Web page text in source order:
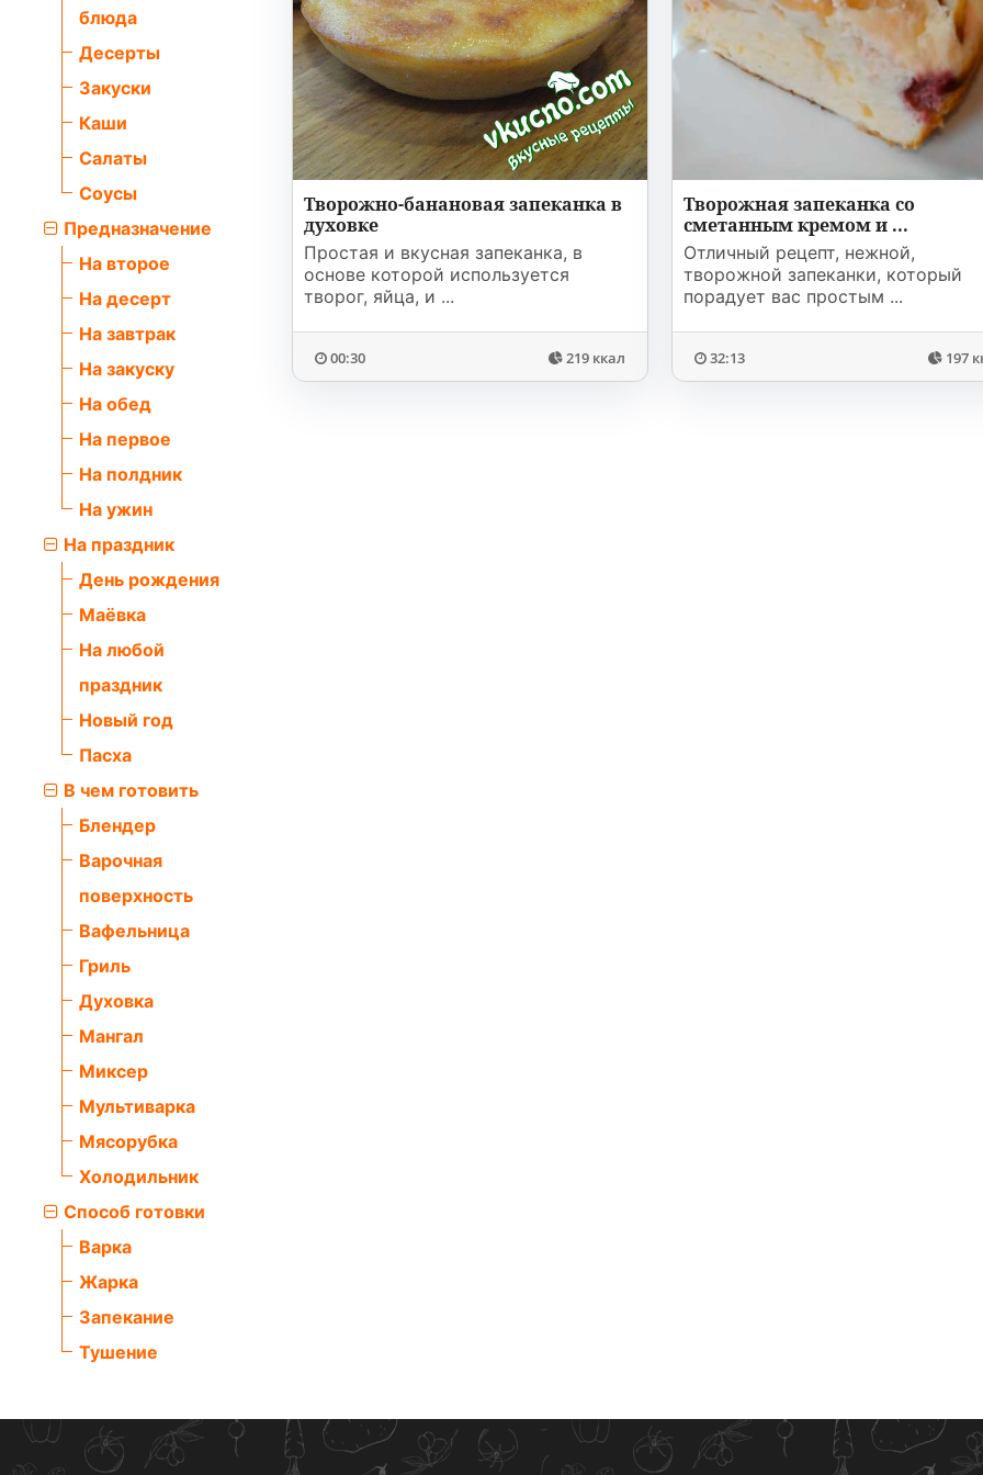
Соусы
На ужин
Мультиварка
Мясорубка
Холодильник
блюда
Десерты
Закуски
Каши
Салаты
Соусы
Предназначение
На второе
На десерт
На завтрак
На закуску
На обед
На первое
На полдник
На ужин
На праздник
День рождения
Маёвка
На любой
праздник
Новый год
Пасха
В чем готовить
Блендер
Варочная
поверхность
Вафельница
Гриль
Духовка
Мангал
Миксер
Мультиварка
Мясорубка
Холодильник
Способ готовки
Варка
Жарка
Запекание
Тушение
Творожно-банановая запеканка в
духовке
Простая и вкусная запеканка, в
основе которой используется
творог, яйца, и ...
00:30 219 ккал
Творожная запеканка со
сметанным кремом и ...
Отличный рецепт, нежной,
творожной запеканки, который
порадует вас простым ...
32:13 197